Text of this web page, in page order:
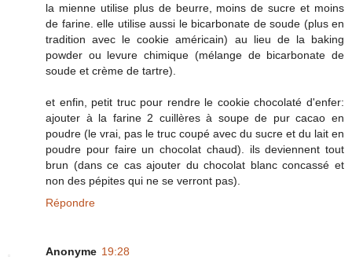
la mienne utilise plus de beurre, moins de sucre et moins
de farine. elle utilise aussi le bicarbonate de soude (plus en
tradition avec le cookie américain) au lieu de la baking
powder ou levure chimique (mélange de bicarbonate de
soude et crème de tartre).
et enfin, petit truc pour rendre le cookie chocolaté d'enfer:
ajouter à la farine 2 cuillères à soupe de pur cacao en
poudre (le vrai, pas le truc coupé avec du sucre et du lait en
poudre pour faire un chocolat chaud). ils deviennent tout
brun (dans ce cas ajouter du chocolat blanc concassé et
non des pépites qui ne se verront pas).
Répondre
Anonyme 19:28